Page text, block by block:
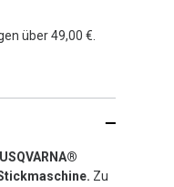
über 49,00 €.
Zu